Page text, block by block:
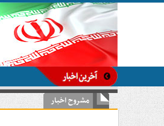
مشروح اخبار